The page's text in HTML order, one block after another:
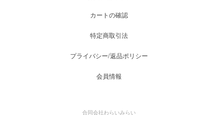
カートの確認
特定商取引法
プライバシー/返品ポリシー
会員情報
合同会社わらいみらい